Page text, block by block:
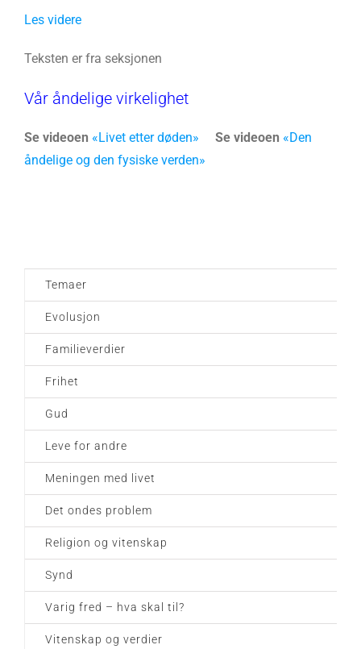
Les videre
Teksten er fra seksjonen
Vår åndelige virkelighet
Se videoen «Livet etter døden» Se videoen «Den
åndelige og den fysiske verden»
Temaer
Evolusjon
Familieverdier
Frihet
Gud
Leve for andre
Meningen med livet
Det ondes problem
Religion og vitenskap
Synd
Varig fred – hva skal til?
Vitenskap og verdier